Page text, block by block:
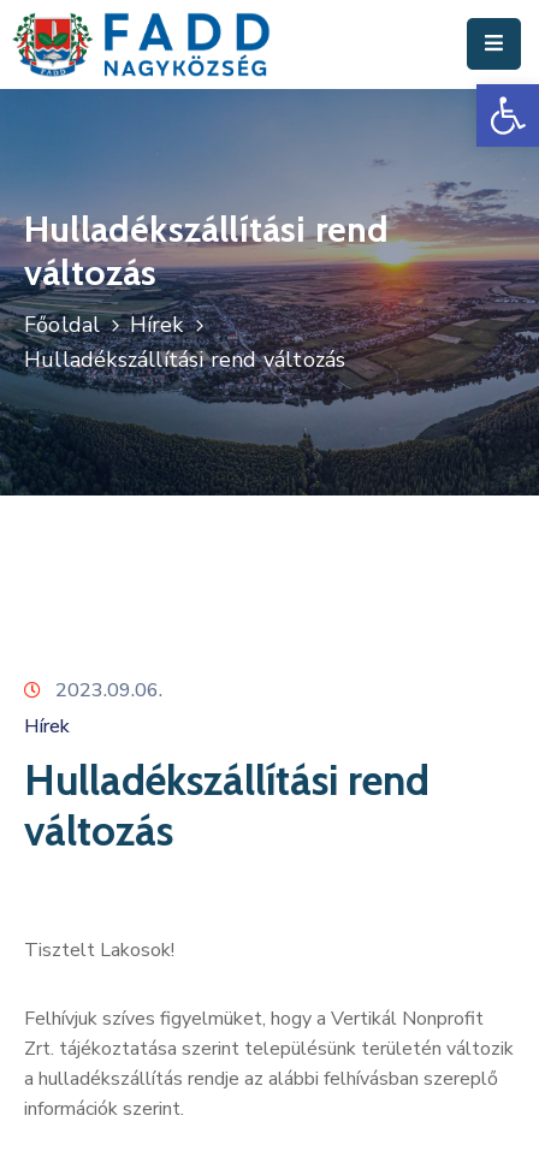
Hivatal
Fadd
Nagyközség
Turisztika
Választási
Információk
Események
Hulladékszállítási rend
változás
Főoldal
Hírek
Hulladékszállítási rend változás
2023.09.06.
Hírek
Hulladékszállítási rend
változás
Tisztelt Lakosok!
Felhívjuk szíves figyelmüket, hogy a Vertikál Nonprofit
Zrt. tájékoztatása szerint településünk területén változik
a hulladékszállítás rendje az alábbi felhívásban szereplő
információk szerint.